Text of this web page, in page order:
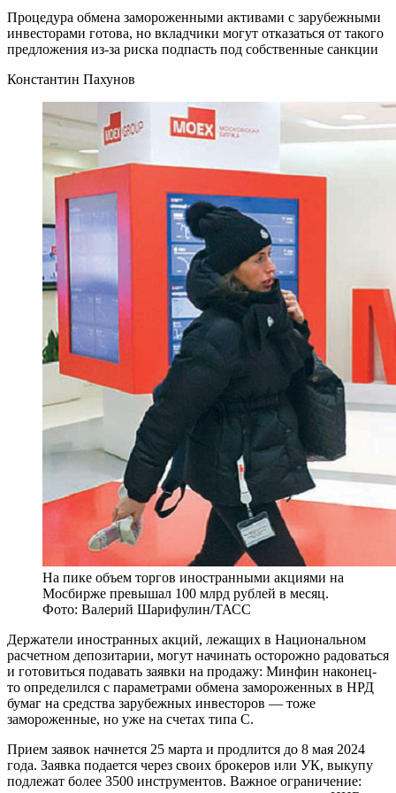
Процедура обмена замороженными активами с зарубежными
инвесторами готова, но вкладчики могут отказаться от такого
предложения из-за риска подпасть под собственные санкции
Константин Пахунов
На пике объем торгов иностранными акциями на
Мосбирже превышал 100 млрд рублей в месяц.
Фото: Валерий Шарифулин/ТАСС
Держатели иностранных акций, лежащих в Национальном
расчетном депозитарии, могут начинать осторожно радоваться
и готовиться подавать заявки на продажу: Минфин наконец-
то определился с параметрами обмена замороженных в НРД
бумаг на средства зарубежных инвесторов — тоже
замороженные, но уже на счетах типа С.
Прием заявок начнется 25 марта и продлится до 8 мая 2024
года. Заявка подается через своих брокеров или УК, выкупу
подлежат более 3500 инструментов. Важное ограничение: